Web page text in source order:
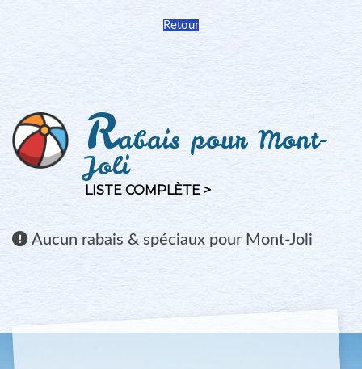
Retour
Rabais pour Mont-
Joli
LISTE COMPLÈTE >
Aucun rabais & spéciaux pour Mont-Joli